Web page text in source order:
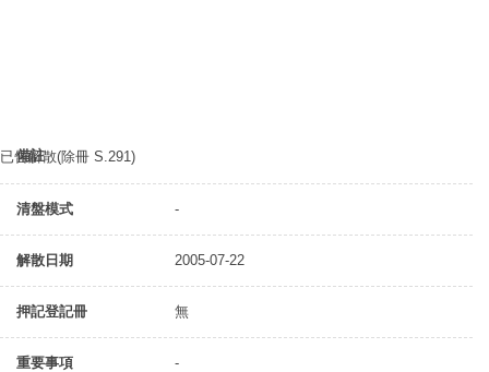
備註
已告解散(除冊 S.291)
清盤模式 -
解散日期 2005-07-22
押記登記冊 無
重要事項 -